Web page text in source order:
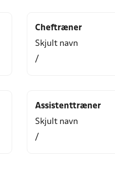
Cheftræner
Skjult navn
/
Assistenttræner
Skjult navn
/